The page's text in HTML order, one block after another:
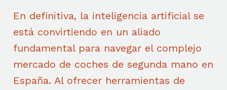
En definitiva, la inteligencia artificial se
está convirtiendo en un aliado
fundamental para navegar el complejo
mercado de coches de segunda mano en
España. Al ofrecer herramientas de